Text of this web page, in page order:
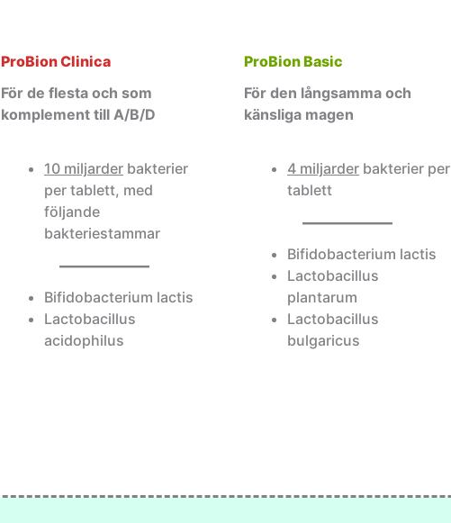
ProBion Clinica
För de flesta och som
komplement till A/B/D
10 miljarder bakterier
per tablett, med
följande
bakteriestammar
Bifidobacterium lactis
Lactobacillus
acidophilus
ProBion Basic
För den långsamma och
känsliga magen
4 miljarder bakterier per
tablett
Bifidobacterium lactis
Lactobacillus
plantarum
Lactobacillus
bulgaricus